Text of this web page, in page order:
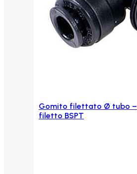
Aggiungi al carrello
Gomito filettato Ø tubo –
filetto BSPT